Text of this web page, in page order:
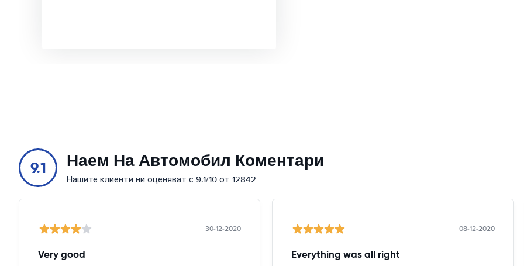
9.1 Наем На Автомобил Коментари
Нашите клиенти ни оценяват с 9.1/10 от 12842
30-12-2020
Very good
08-12-2020
Everything was all right